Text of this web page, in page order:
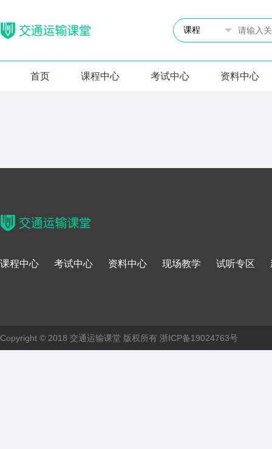
首页 课程中心 考试中心 资料中心
课程中心 考试中心 资料中心 现场教学 试听专区
Copyright © 2018 交通运输课堂 版权所有 浙ICP备19024763号